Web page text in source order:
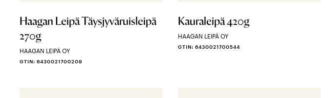
Haagan Leipä Täysjyväruisleipä
270g
HAAGAN LEIPÄ OY
GTIN: 6430021700209
Kauraleipä 420g
HAAGAN LEIPÄ OY
GTIN: 6430021700544